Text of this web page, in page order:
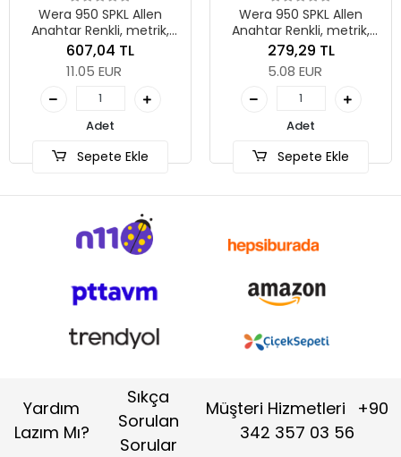
Wera 950 SPKL Allen
Anahtar Renkli, metrik,
BlackLaser, 3 x 123 mm
279,29 TL
Sepete Ekle
Yardım
Lazım Mı?
Sıkça
Sorulan
Sorular
Müşteri Hizmetleri
+90
342 357 03 56